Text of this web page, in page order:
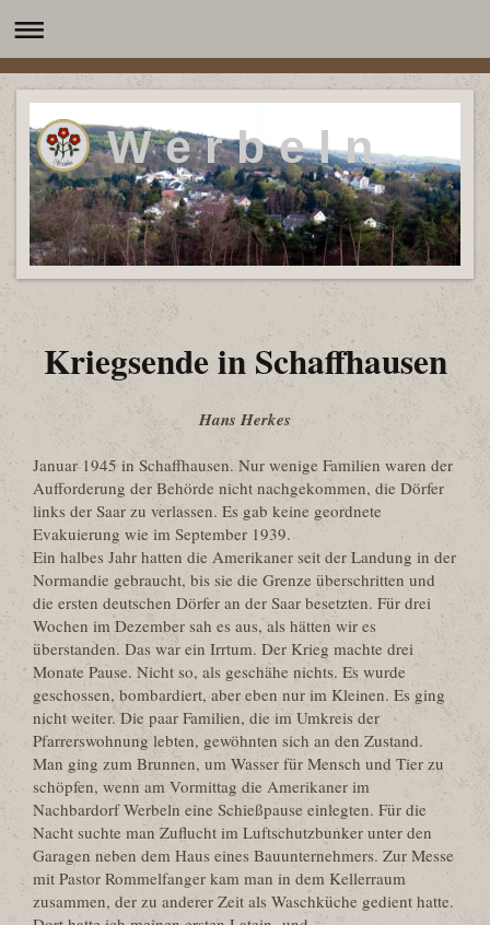
W e r b e l n
Kriegsende in Schaffhausen
Hans Herkes
Januar 1945 in Schaffhausen. Nur wenige Familien waren der
Aufforderung der Behörde nicht nachgekommen, die Dörfer
links der Saar zu verlassen. Es gab keine geordnete
Evakuierung wie im September 1939.
Ein halbes Jahr hatten die Amerikaner seit der Landung in der
Normandie gebraucht, bis sie die Grenze überschritten und
die ersten deutschen Dörfer an der Saar besetzten. Für drei
Wochen im Dezember sah es aus, als hätten wir es
überstanden. Das war ein Irrtum. Der Krieg machte drei
Monate Pause. Nicht so, als geschähe nichts. Es wurde
geschossen, bombardiert, aber eben nur im Kleinen. Es ging
nicht weiter. Die paar Familien, die im Umkreis der
Pfarrerswohnung lebten, gewöhnten sich an den Zustand.
Man ging zum Brunnen, um Wasser für Mensch und Tier zu
schöpfen, wenn am Vormittag die Amerikaner im
Nachbardorf Werbeln eine Schießpause einlegten. Für die
Nacht suchte man Zuflucht im Luftschutzbunker unter den
Garagen neben dem Haus eines Bauunternehmers. Zur Messe
mit Pastor Rommelfanger kam man in dem Kellerraum
zusammen, der zu anderer Zeit als Waschküche gedient hatte.